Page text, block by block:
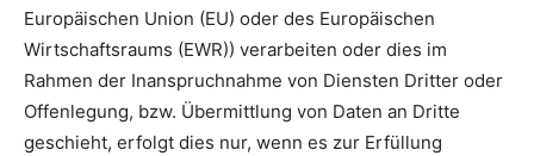
Europäischen Union (EU) oder des Europäischen
Wirtschaftsraums (EWR)) verarbeiten oder dies im
Rahmen der Inanspruchnahme von Diensten Dritter oder
Offenlegung, bzw. Übermittlung von Daten an Dritte
geschieht, erfolgt dies nur, wenn es zur Erfüllung